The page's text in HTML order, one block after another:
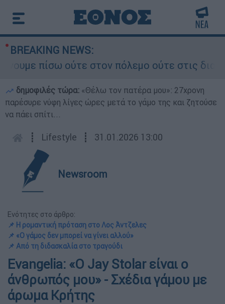
BREAKING NEWS:
πίσω ούτε στον πόλεμο ούτε στις
δημοφιλές τώρα: «Θέλω τον πατέρα μου»: 27χρονη
παρέσυρε νύφη λίγες ώρες μετά το γάμο της και ζητούσε
να πάει σπίτι...
┋ Lifestyle ┋ 31.01.2026 13:00
Newsroom
Ενότητες στο άρθρο:
📌 Η ρομαντική πρόταση στο Λος Άντζελες
📌 «Ο γάμος δεν μπορεί να γίνει αλλού»
📌 Από τη διδασκαλία στο τραγούδι
Evangelia: «Ο Jay Stolar είναι ο
άνθρωπός μου» - Σχέδια γάμου με
άρωμα Κρήτης